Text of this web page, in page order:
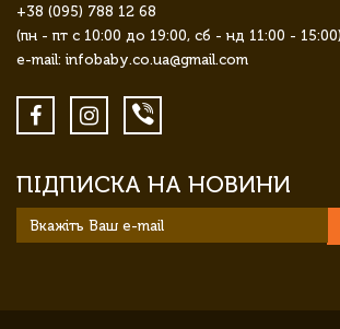
+38 (095) 788 12 68
(пн - пт с 10:00 до 19:00, сб - нд 11:00 - 15:00)
e-mail: infobaby.co.ua@gmail.com
ПІДПИСКА НА НОВИНИ